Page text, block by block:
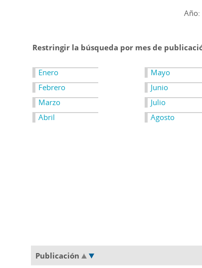
Año:
Restringir la búsqueda por mes de
Enero
Febrero
Marzo
Abril
Mayo
Junio
Julio
Agosto
Publicación